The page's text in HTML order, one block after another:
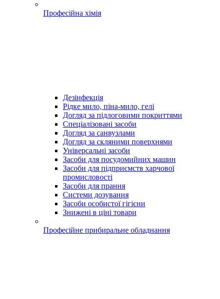
Професійна хімія
Дезінфекція
Рідке мило, піна-мило, гелі
Догляд за підлоговими покриттями
Спеціалізовані засоби
Догляд за санвузлами
Догляд за скляними поверхнями
Універсальні засоби
Засоби для посудомийних машин
Засоби для підприємств харчової
промисловості
Засоби для прання
Системи дозування
Засоби особистої гігієни
Знижені в ціні товари
Професійне прибиральне обладнання